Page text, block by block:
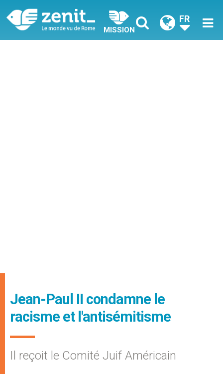
MISSION
FR
Jean-Paul II condamne le
racisme et l'antisémitisme
Il reçoit le Comité Juif Américain